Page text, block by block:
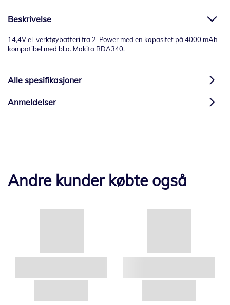
Beskrivelse
14,4V el-verktøybatteri fra 2-Power med en kapasitet på 4000 mAh
kompatibel med bl.a. Makita BDA340.
Alle spesifikasjoner
Anmeldelser
Andre kunder købte også